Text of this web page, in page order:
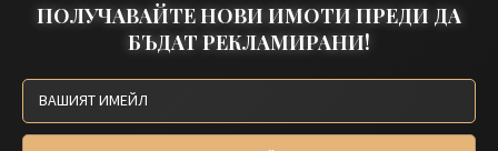
ПОЛУЧАВАЙТЕ НОВИ ИМОТИ ПРЕДИ ДА
БЪДАТ РЕКЛАМИРАНИ!